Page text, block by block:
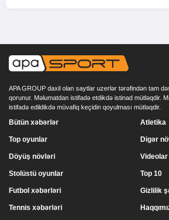
APA GROUP daxil olan saytlar uzerlər tərəfindən tam
qorunur. Məlumatdan istifadə etdikdə istinad mütləqdir.
istifadə edildikdə müvafiq keçidin qoyulması mütləqdir.
Bütün xəbərlər
Top oyunlar
Döyüş növləri
Stolüstü oyunlar
Atletika
Digər
Videolar
Top 10
Futbol xəbərləri
Tennis xəbərləri
Gizlilik